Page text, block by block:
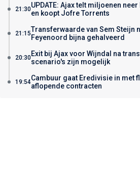
21:30UPDATE: Ajax telt miljoenen
en koopt Jofre Torrents
21:15Transferwaarde van Sem Steijn
Feyenoord bijna gehalveerd
20:30Exit bij Ajax voor Wijndal na
scenario's zijn mogelijk
19:54Cambuur gaat Eredivisie in met
aflopende contracten